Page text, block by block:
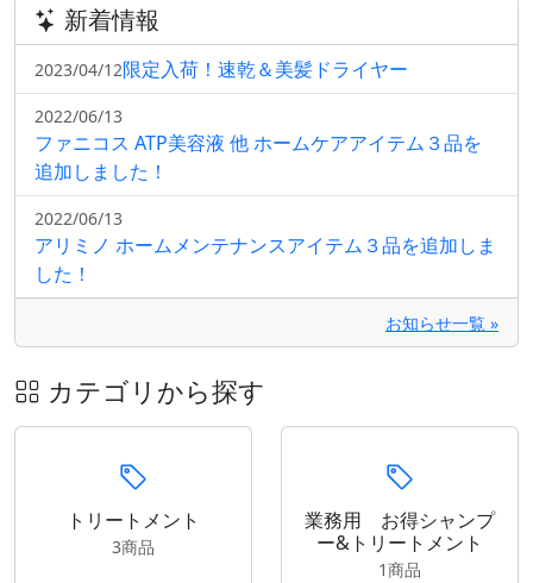
新着情報
2023/04/12限定入荷！速乾＆美髪ドライヤー
2022/06/13
ファニコス ATP美容液 他 ホームケアアイテム３品を
追加しました！
2022/06/13
アリミノ ホームメンテナンスアイテム３品を追加しま
した！
お知らせ一覧 »
カテゴリから探す
トリートメント
3商品
業務用 お得シャンプ
ー&トリートメント
1商品